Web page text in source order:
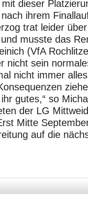
dieser
ihrem
trat leider
musste das
(VfA
nicht sein
nicht immer
gutes,“ so
der LG
Mitte
auf die